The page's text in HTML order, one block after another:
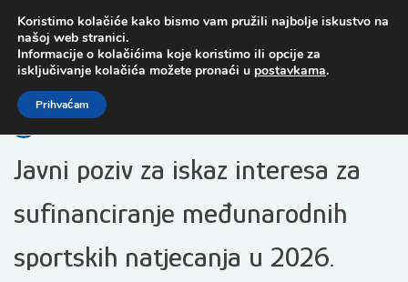
Open toolbar
sadržaj
Javni poziv za iskaz interesa za
sufinanciranje međunarodnih
sportskih natjecanja u 2026.
Koristimo kolačiće kako bismo vam pružili najbolje iskustvo na
našoj web stranici.
Informacije o kolačićima koje koristimo ili opcije za
isključivanje kolačića možete pronaći u postavkama.
Prihvaćam